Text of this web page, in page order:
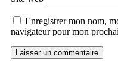
Enregistrer mon nom,
navigateur pour mon